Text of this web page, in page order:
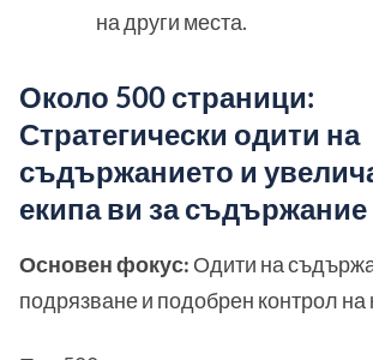
на други места.
Около 500 страници:
Стратегически одити на
съдържанието и
екипа ви за съдържание
Основен фокус: Одити на
подрязване и подобрен контрол на